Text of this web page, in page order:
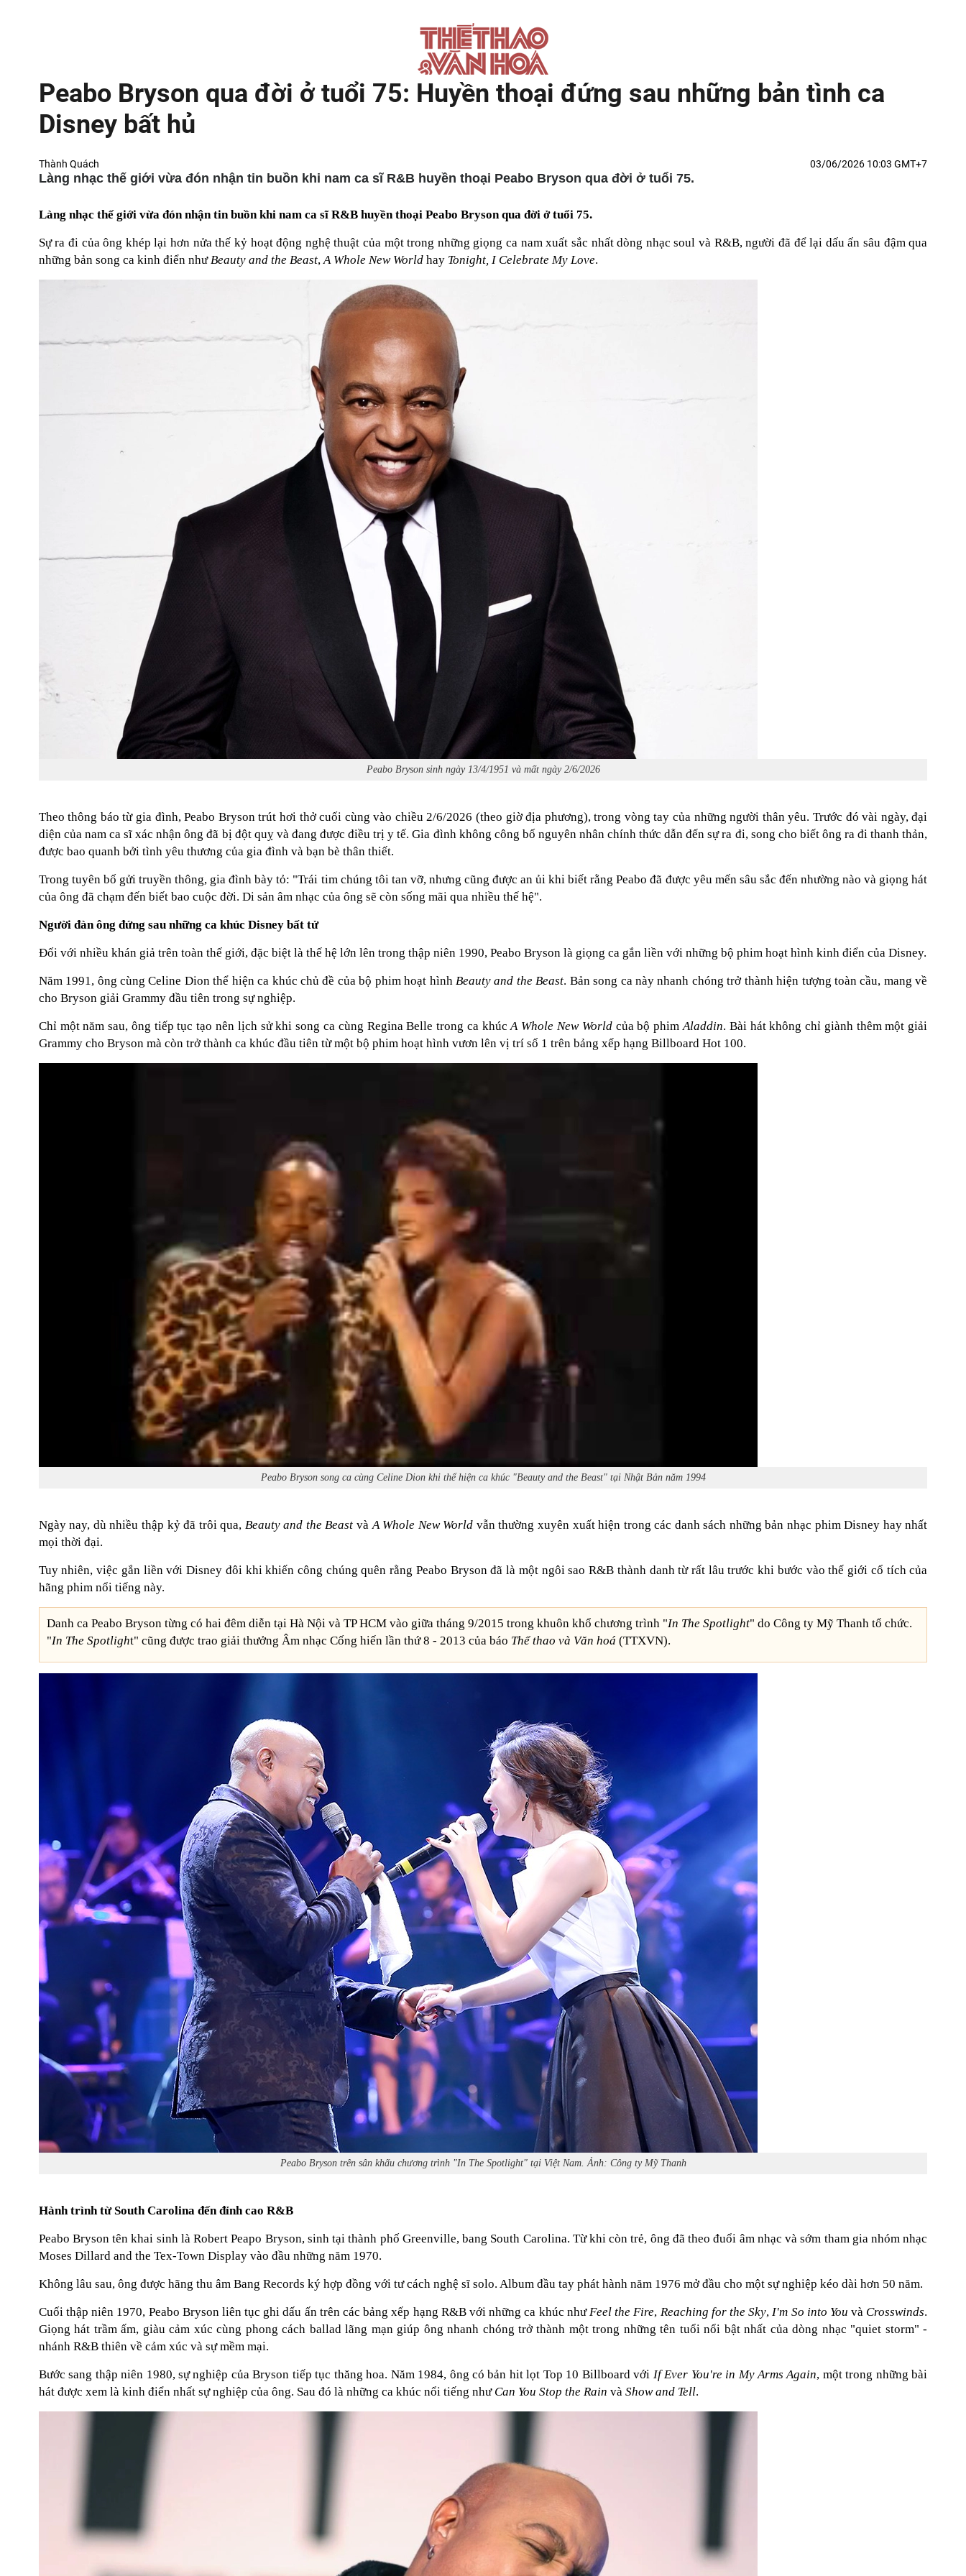
Peabo Bryson qua đời ở tuổi 75: Huyền thoại đứng sau những bản tình ca
Disney bất hủ
Thành Quách 03/06/2026 10:03 GMT+7
Làng nhạc thế giới vừa đón nhận tin buồn khi nam ca sĩ R&B huyền thoại Peabo Bryson qua đời ở tuổi 75.
Làng nhạc thế giới vừa đón nhận tin buồn khi nam ca sĩ R&B huyền thoại Peabo Bryson qua đời ở tuổi 75.
Sự ra đi của ông khép lại hơn nửa thế kỷ hoạt động nghệ thuật của một trong những giọng ca nam xuất sắc nhất dòng nhạc soul và R&B, người đã để lại dấu ấn sâu đậm qua
những bản song ca kinh điển nhưBeauty and the Beast,A Whole New Worldhay Tonight, I Celebrate My Love.
Peabo Bryson sinh ngày 13/4/1951 và mất ngày 2/6/2026
Theo thông báo từ gia đình, Peabo Bryson trút hơi thở cuối cùng vào chiều 2/6/2026 (theo giờ địa phương), trong vòng tay của những người thân yêu. Trước đó vài ngày, đại
diện của nam ca sĩ xác nhận ông đã bị đột quỵ và đang được điều trị y tế. Gia đình không công bố nguyên nhân chính thức dẫn đến sự ra đi, song cho biết ông ra đi thanh thản,
được bao quanh bởi tình yêu thương của gia đình và bạn bè thân thiết.
Trong tuyên bố gửi truyền thông, gia đình bày tỏ: "Trái tim chúng tôi tan vỡ, nhưng cũng được an ủi khi biết rằng Peabo đã được yêu mến sâu sắc đến nhường nào và giọng hát
của ông đã chạm đến biết bao cuộc đời. Di sản âm nhạc của ông sẽ còn sống mãi qua nhiều thế hệ".
Người đàn ông đứng sau những ca khúc Disney bất tử
Đối với nhiều khán giả trên toàn thế giới, đặc biệt là thế hệ lớn lên trong thập niên 1990, Peabo Bryson là giọng ca gắn liền với những bộ phim hoạt hình kinh điển của Disney.
Năm 1991, ông cùng Celine Dion thể hiện ca khúc chủ đề của bộ phim hoạt hình Beauty and the Beast. Bản song ca này nhanh chóng trở thành hiện tượng toàn cầu, mang về
cho Bryson giải Grammy đầu tiên trong sự nghiệp.
Chỉ một năm sau, ông tiếp tục tạo nên lịch sử khi song ca cùng Regina Belle trong ca khúcA Whole New Worldcủa bộ phimAladdin. Bài hát không chỉ giành thêm một giải
Grammy cho Bryson mà còn trở thành ca khúc đầu tiên từ một bộ phim hoạt hình vươn lên vị trí số 1 trên bảng xếp hạng Billboard Hot 100.
Peabo Bryson song ca cùng Celine Dion khi thể hiện ca khúc "Beauty and the Beast" tại Nhật Bản năm 1994
Ngày nay, dù nhiều thập kỷ đã trôi qua, Beauty and the Beast vàA Whole New World vẫn thường xuyên xuất hiện trong các danh sách những bản nhạc phim Disney hay nhất
mọi thời đại.
Tuy nhiên, việc gắn liền với Disney đôi khi khiến công chúng quên rằng Peabo Bryson đã là một ngôi sao R&B thành danh từ rất lâu trước khi bước vào thế giới cổ tích của
hãng phim nổi tiếng này.
Danh ca Peabo Bryson từng có hai đêm diễn tại Hà Nội và TP HCM vào giữa tháng 9/2015 trong khuôn khổ chương trình "In The Spotlight" do Công ty Mỹ Thanh tổ chức.
"In The Spotlight" cũng được trao giải thưởng Âm nhạc Cống hiến lần thứ 8 - 2013 của báo Thể thao và Văn hoá (TTXVN).
Peabo Bryson trên sân khấu chương trình "In The Spotlight" tại Việt Nam. Ảnh: Công ty Mỹ Thanh
Hành trình từ South Carolina đến đỉnh cao R&B
Peabo Bryson tên khai sinh là Robert Peapo Bryson, sinh tại thành phố Greenville, bang South Carolina. Từ khi còn trẻ, ông đã theo đuổi âm nhạc và sớm tham gia nhóm nhạc
Moses Dillard and the Tex-Town Display vào đầu những năm 1970.
Không lâu sau, ông được hãng thu âm Bang Records ký hợp đồng với tư cách nghệ sĩ solo. Album đầu tay phát hành năm 1976 mở đầu cho một sự nghiệp kéo dài hơn 50 năm.
Cuối thập niên 1970, Peabo Bryson liên tục ghi dấu ấn trên các bảng xếp hạng R&B với những ca khúc nhưFeel the Fire, Reaching for the Sky,I'm So into You và Crosswinds.
Giọng hát trầm ấm, giàu cảm xúc cùng phong cách ballad lãng mạn giúp ông nhanh chóng trở thành một trong những tên tuổi nổi bật nhất của dòng nhạc "quiet storm" -
nhánh R&B thiên về cảm xúc và sự mềm mại.
Bước sang thập niên 1980, sự nghiệp của Bryson tiếp tục thăng hoa. Năm 1984, ông có bản hit lọt Top 10 Billboard với If Ever You're in My Arms Again, một trong những bài
hát được xem là kinh điển nhất sự nghiệp của ông. Sau đó là những ca khúc nổi tiếng như Can You Stop the Rain và Show and Tell.